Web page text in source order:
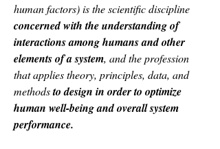
concerned with the understanding of
interactions among humans and other
elements of a system, and the profession
that applies theory, principles, data, and
methods to design in order to optimize
human well-being and overall system
performance.